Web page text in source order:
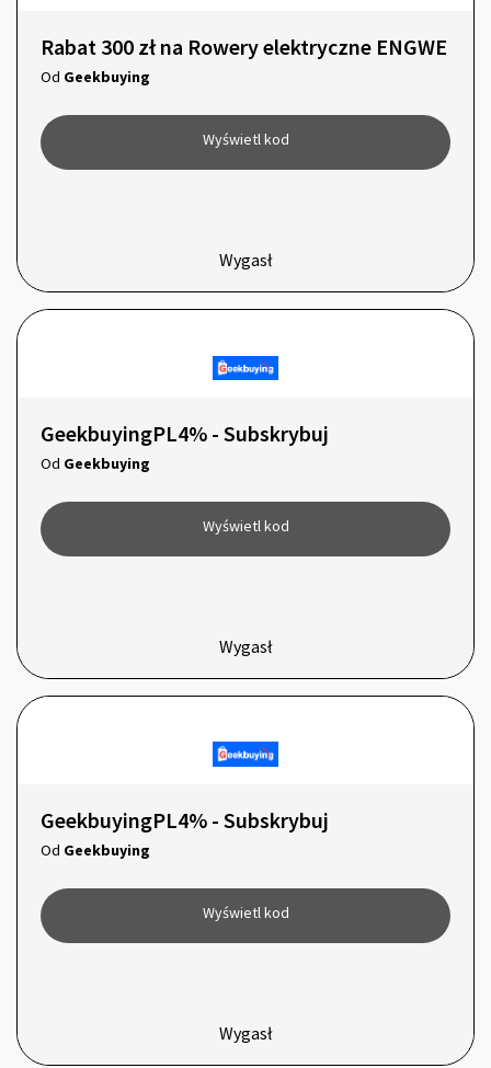
Rabat 300 zł na Rowery elektryczne ENGWE
Od Geekbuying
Wyświetl kod
Wygasł
GeekbuyingPL4% - Subskrybuj
Od Geekbuying
Wyświetl kod
Wygasł
GeekbuyingPL4% - Subskrybuj
Od Geekbuying
Wyświetl kod
Wygasł